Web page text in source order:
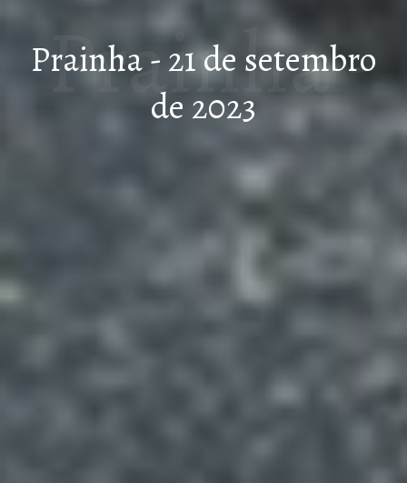
Prainha - 21 de setembro
de 2023
Prainha -
21 de
setembro
de 2023